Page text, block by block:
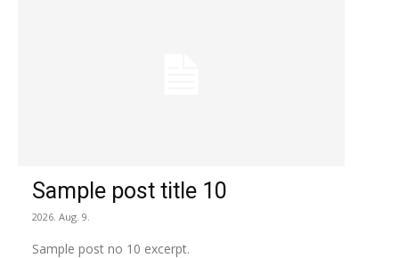
Sample post title 10
2026. Aug. 9.
Sample post no 10 excerpt.